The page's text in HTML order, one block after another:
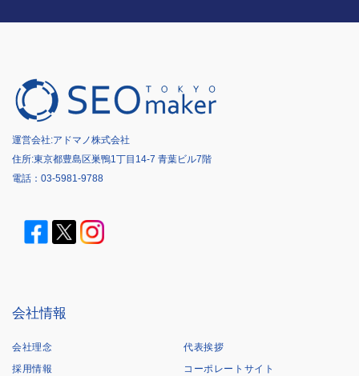
運営会社:アドマノ株式会社
住所:東京都豊島区巣鴨1丁目14-7 青葉ビル7階
電話： 03-5981-9788
会社情報
会社理念
代表挨拶
採用情報
コーポレートサイト